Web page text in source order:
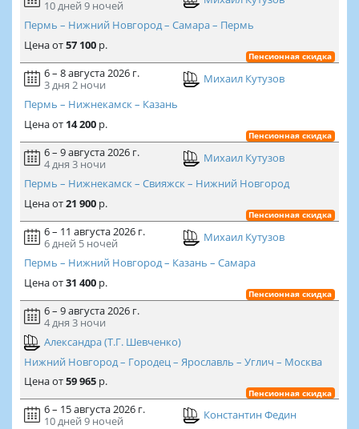
10 дней 9 ночей
Пермь – Нижний Новгород – Самара – Пермь
Ценаот57 100р.
Пенсионная скидка
6 – 8 августа 2026 г.
3 дня 2 ночи
Михаил Кутузов
Пермь – Нижнекамск – Казань
Ценаот 14 200р.
Пенсионная скидка
6 – 9 августа 2026 г.
4 дня 3 ночи
Михаил Кутузов
Пермь – Нижнекамск – Свияжск – Нижний Новгород
Ценаот21 900р.
Пенсионная скидка
6 – 11 августа 2026 г.
6 дней 5 ночей
Михаил Кутузов
Пермь – Нижний Новгород – Казань – Самара
Ценаот31 400р.
Пенсионная скидка
6 – 9 августа 2026 г.
4 дня 3 ночи
Александра (Т.Г. Шевченко)
Нижний Новгород – Городец – Ярославль – Углич – Москва
Ценаот59 965р.
Пенсионная скидка
6 – 15 августа 2026 г.
10 дней 9 ночей
Константин Федин